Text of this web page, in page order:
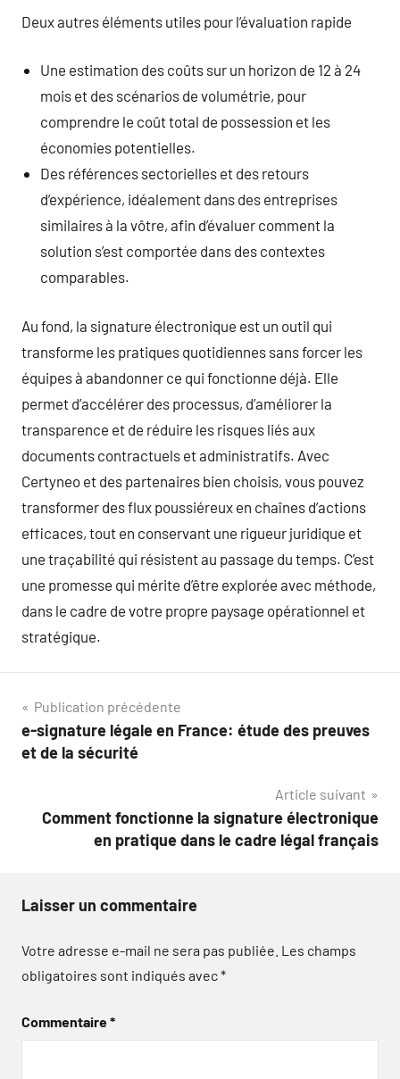
Deux autres éléments utiles pour l’évaluation rapide
Une estimation des coûts sur un horizon de 12 à 24
mois et des scénarios de volumétrie, pour
comprendre le coût total de possession et les
économies potentielles.
Des références sectorielles et des retours
d’expérience, idéalement dans des entreprises
similaires à la vôtre, afin d’évaluer comment la
solution s’est comportée dans des contextes
comparables.
Au fond, la signature électronique est un outil qui
transforme les pratiques quotidiennes sans forcer les
équipes à abandonner ce qui fonctionne déjà. Elle
permet d’accélérer des processus, d’améliorer la
transparence et de réduire les risques liés aux
documents contractuels et administratifs. Avec
Certyneo et des partenaires bien choisis, vous pouvez
transformer des flux poussiéreux en chaînes d’actions
efficaces, tout en conservant une rigueur juridique et
une traçabilité qui résistent au passage du temps. C’est
une promesse qui mérite d’être explorée avec méthode,
dans le cadre de votre propre paysage opérationnel et
stratégique.
Navigation
de
Publication précédente
e-signature légale en France: étude des preuves
et de la sécurité
Article suivant
Comment fonctionne la signature électronique
en pratique dans le cadre légal français
Laisser un commentaire
Votre adresse e-mail ne sera pas publiée. Les champs
obligatoires sont indiqués avec*
Commentaire*